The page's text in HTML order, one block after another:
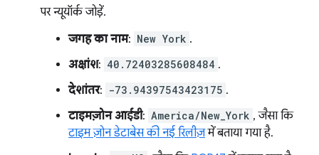
पर न्यूयॉर्क जोड़ें.
जगह का नाम: New York .
अक्षांश: 40.72403285608484 .
देशांतर: -73.94397543423175 .
टाइमज़ोन आईडी: America/New_York , जैसा कि
टाइम ज़ोन डेटाबेस की नई रिलीज़में बताया गया है.